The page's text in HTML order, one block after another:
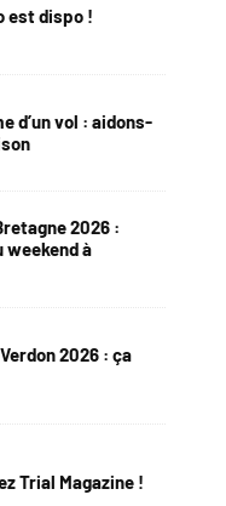
est dispo !
d’un vol : aidons-
2026 :
à
2026 : ça
Trial Magazine !